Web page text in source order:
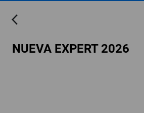
NUEVA EXPERT 2026
arrow_back_ios